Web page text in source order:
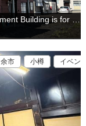
余市 小樽
イベン